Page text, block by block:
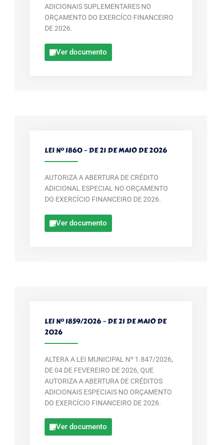
ADICIONAIS SUPLEMENTARES NO
ORÇAMENTO DO EXERCÍCO FINANCEIRO
DE 2026.
Ver documento
LEI Nº 1860 – DE 21 DE MAIO DE 2026
AUTORIZA A ABERTURA DE CRÉDITO
ADICIONAL ESPECIAL NO ORÇAMENTO
DO EXERCÍCIO FINANCEIRO DE 2026.
Ver documento
LEI Nº 1859/2026 – DE 21 DE MAIO DE
2026
ALTERA A LEI MUNICIPAL Nº 1.847/2026,
DE 04 DE FEVEREIRO DE 2026, QUE
AUTORIZA A ABERTURA DE CRÉDITOS
ADICIONAIS ESPECIAIS NO ORÇAMENTO
DO EXERCÍCIO FINANCEIRO DE 2026.
Ver documento